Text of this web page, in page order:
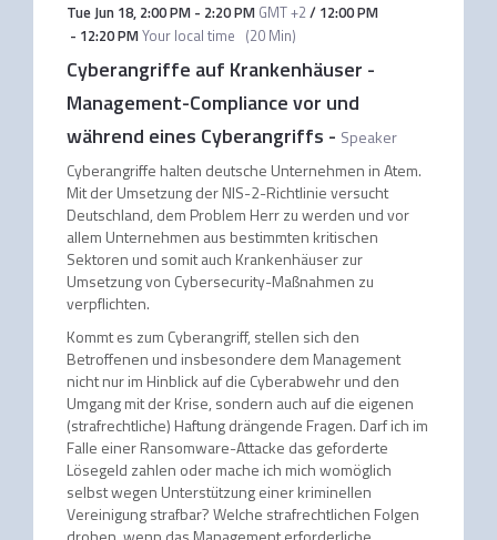
Tue Jun 18, 2:00 PM- 2:20 PM GMT +2/ 12:00 PM
- 12:20 PMYour local time (20 Min)
Cyberangriffe auf Krankenhäuser -
Management-Compliance vor und
während eines Cyberangriffs - Speaker
Cyberangriffe halten deutsche Unternehmen in Atem.
Mit der Umsetzung der NIS-2-Richtlinie versucht
Deutschland, dem Problem Herr zu werden und vor
allem Unternehmen aus bestimmten kritischen
Sektoren und somit auch Krankenhäuser zur
Umsetzung von Cybersecurity-Maßnahmen zu
verpflichten.
Kommt es zum Cyberangriff, stellen sich den
Betroffenen und insbesondere dem Management
nicht nur im Hinblick auf die Cyberabwehr und den
Umgang mit der Krise, sondern auch auf die eigenen
(strafrechtliche) Haftung drängende Fragen. Darf ich im
Falle einer Ransomware-Attacke das geforderte
Lösegeld zahlen oder mache ich mich womöglich
selbst wegen Unterstützung einer kriminellen
Vereinigung strafbar? Welche strafrechtlichen Folgen